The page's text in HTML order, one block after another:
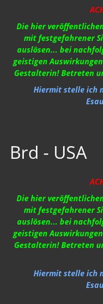
Klimawandel der Kabale
Strahlung / 5 G
Gift zum Genozid
Genderismus
Vereinigte Staaten von
Mark Passio
Vergangenheit
Zeitgeschichte
Neues Bewußtsein
Rom und Jerusalem
Die hier
mit festgefahrener
auslösen... bei
geistigen
Gestalterin! Betreten
Hiermit stelle ich
Brd - USA
Die hier
mit festgefahrener
auslösen... bei
geistigen
Gestalterin! Betreten
Hiermit stelle ich